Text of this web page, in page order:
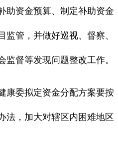
助资金预算、制定补助资金
管，并做好巡视、督察、
督等发现问题整改工作。
委拟定资金分配方案要按
法，加大对辖区内困难地区